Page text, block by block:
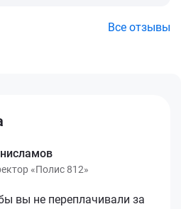
Все отзывы
«Полис 812»
вы не переплачивали за